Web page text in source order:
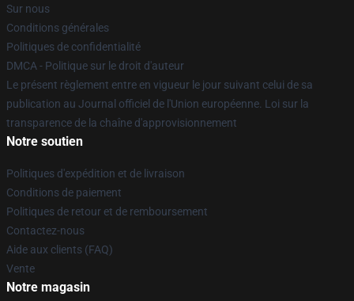
Sur nous
Conditions générales
Politiques de confidentialité
DMCA - Politique sur le droit d'auteur
Le présent règlement entre en vigueur le jour suivant celui de sa
publication au Journal officiel de l'Union européenne. Loi sur la
transparence de la chaîne d'approvisionnement
Notre soutien
Politiques d'expédition et de livraison
Conditions de paiement
Politiques de retour et de remboursement
Contactez-nous
Aide aux clients (FAQ)
Vente
Notre magasin